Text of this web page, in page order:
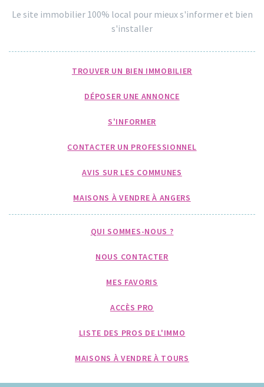
Le site immobilier 100% local pour mieux s'informer et bien
s'installer
TROUVER UN BIEN IMMOBILIER
DÉPOSER UNE ANNONCE
S'INFORMER
CONTACTER UN PROFESSIONNEL
AVIS SUR LES COMMUNES
MAISONS À VENDRE À ANGERS
QUI SOMMES-NOUS ?
NOUS CONTACTER
MES FAVORIS
ACCÈS PRO
LISTE DES PROS DE L'IMMO
MAISONS À VENDRE À TOURS